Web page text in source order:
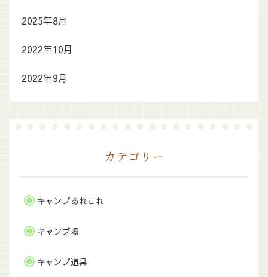
2025年8月
2022年10月
2022年9月
カテゴリー
キャンプあれこれ
キャンプ場
キャンプ道具